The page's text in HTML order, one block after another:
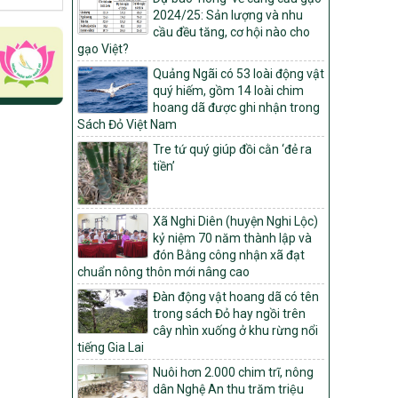
Môi trường
Quyết định số: 26/2026/QĐ-TTg
Quyết định ban hành Bộ tiêu chí và quy
trình đánh giá, phân hạng sản phẩm Mỗi
xã một sản phẩm
số: 19/2026/QĐ-TTg
Quy định điều kiện, trình tự, thủ tục, hồ sơ
xét, công nhận, công bố và thu hồi quyết
định công nhận xã đạt chuẩn nông thôn
mới, xã đạt nông thôn mới hiện đại và
tỉnh, thành phố hoàn thành nhiệm vụ xây
dựng nông thôn mới giai đoạn 2026 –
2030
Quyết định số 16/2026/QĐ-TTg
Quy định nguyên tắc, tiêu chí, định mức
phân bổ ngân sách trung ương và tỉ lệ
vốn đối ứng ngân sách của địa phương
thực hiện Chương trình mục tiêu quốc gia
xây dựng nông thôn mới, giảm nghèo
bền vững và phát triển kinh tế – xã hội
vùng đồng bào dân tộc thiểu số và miền
2024/25: Sản lượng và nhu
cầu đều tăng, cơ hội nào cho
gạo Việt?
Quảng Ngãi có 53 loài động vật
quý hiếm, gồm 14 loài chim
hoang dã được ghi nhận trong
Sách Đỏ Việt Nam
Tre tứ quý giúp đồi cằn ‘đẻ ra
tiền’
Xã Nghi Diên (huyện Nghi Lộc)
kỷ niệm 70 năm thành lập và
đón Bằng công nhận xã đạt
chuẩn nông thôn mới nâng cao
Đàn động vật hoang dã có tên
trong sách Đỏ hay ngồi trên
cây nhìn xuống ở khu rừng nổi
tiếng Gia Lai
Nuôi hơn 2.000 chim trĩ, nông
dân Nghệ An thu trăm triệu